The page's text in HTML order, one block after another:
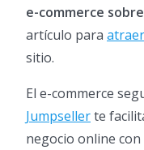
e-commerce
artículo para
sitio.
El e-commerce
Jumpsellerte
negocio online